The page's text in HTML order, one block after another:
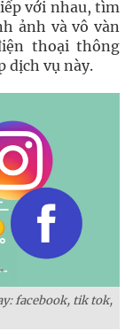
với nhau, tìm
ảnh và vô vàn
thoại thông
dịch vụ này.
facebook, tik tok,